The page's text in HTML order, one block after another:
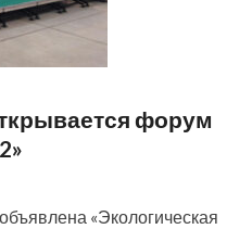
форум
«Экологическая